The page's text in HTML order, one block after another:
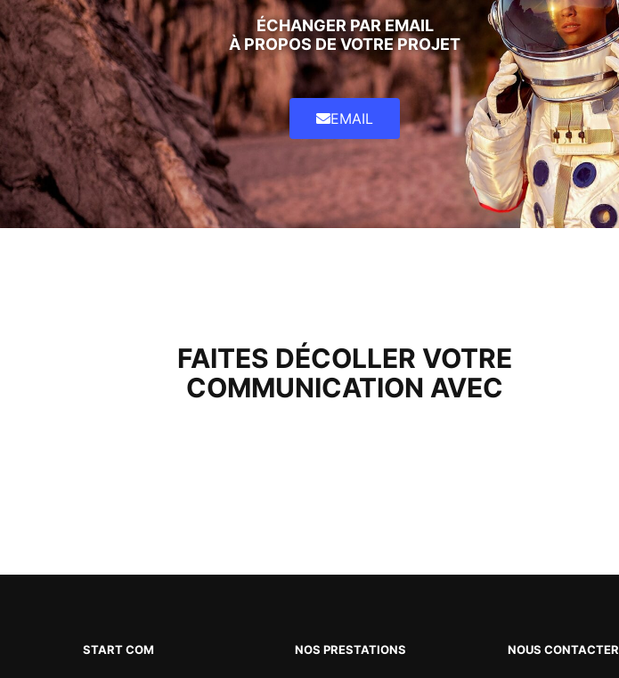
ÉCHANGER PAR EMAIL
À PROPOS DE VOTRE PROJET
EMAIL
FAITES DÉCOLLER VOTRE
COMMUNICATION AVEC
START COM NOS PRESTATIONS NOUS CONTACTER